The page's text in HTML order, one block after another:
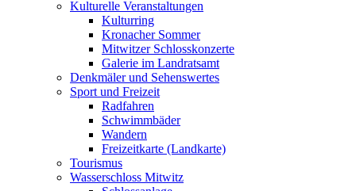
Kulturelle Veranstaltungen
Kulturring
Kronacher Sommer
Mitwitzer Schlosskonzerte
Galerie im Landratsamt
Denkmäler und Sehenswertes
Sport und Freizeit
Radfahren
Schwimmbäder
Wandern
Freizeitkarte (Landkarte)
Tourismus
Wasserschloss Mitwitz